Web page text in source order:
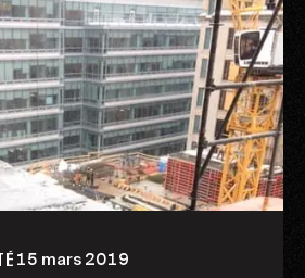
15 mars 2019